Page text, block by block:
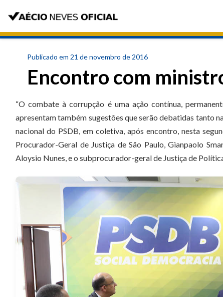
Publicado em 21 de novembro de 2016
Encontro com
“O combate à corrupção é uma ação contínua,
apresentam também sugestões que serão debatidas tanto
nacional do PSDB, em coletiva, após encontro, nesta
Procurador-Geral de Justiça de São Paulo, Gianpaolo
Aloysio Nunes, e o subprocurador-geral de Justiça de